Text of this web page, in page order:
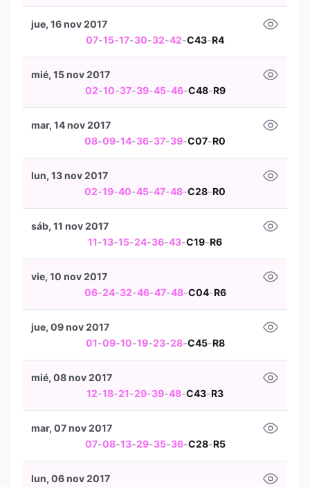
07-15-17-30-32-42-C43-R4
jue, 16 nov 2017
02-10-37-39-45-46-C48-R9
mié, 15 nov 2017
08-09-14-36-37-39-C07-R0
mar, 14 nov 2017
02-19-40-45-47-48-C28-R0
lun, 13 nov 2017
11-13-15-24-36-43-C19-R6
sáb, 11 nov 2017
06-24-32-46-47-48-C04-R6
vie, 10 nov 2017
01-09-10-19-23-28-C45-R8
jue, 09 nov 2017
12-18-21-29-39-48-C43-R3
mié, 08 nov 2017
07-08-13-29-35-36-C28-R5
mar, 07 nov 2017
lun, 06 nov 2017